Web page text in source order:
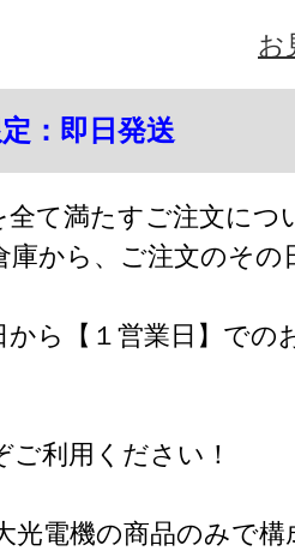
お
：即日発送
て満たすご注文につ
庫から、ご注文のそ
から【１営業日】での
利用ください！
電機の商品のみで構